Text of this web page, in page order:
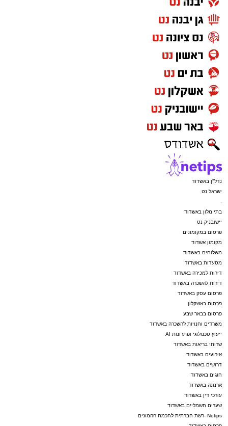
נדל"ן באשדוד
ישראל נט
-
בתי מלון באשדוד
יישובניק נט
פרסום במקומונים
מקומון אשדוד
משלוחים באשדוד
מסעדות באשדוד
דירות למכירה באשדוד
דירות להשכרה באשדוד
פרסום עסק באשדוד
פרסום באשקלון
פרסום בבאר שבע
משרדים וחנויות להשכרה באשדוד
ייעוץ טכנולוגי ופתרונות AI
שרותי בריאות באשדוד
אירועים באשדוד
דרושים באשדוד
חוגים באשדוד
ארנונה באשדוד
עורכי דין באשדוד
שערים חשמליים באשדוד
Netips -רשת חברתית לחכמת ההמונים